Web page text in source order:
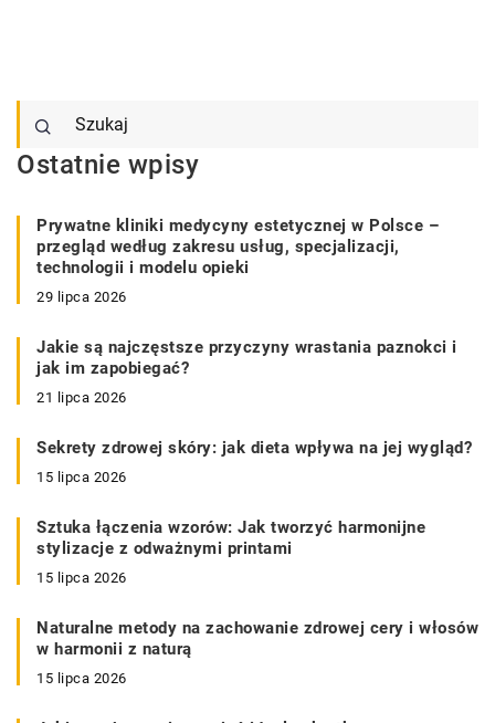
Ostatnie wpisy
Prywatne kliniki medycyny estetycznej w Polsce –
przegląd według zakresu usług, specjalizacji,
technologii i modelu opieki
29 lipca 2026
Jakie są najczęstsze przyczyny wrastania paznokci i
jak im zapobiegać?
21 lipca 2026
Sekrety zdrowej skóry: jak dieta wpływa na jej wygląd?
15 lipca 2026
Sztuka łączenia wzorów: Jak tworzyć harmonijne
stylizacje z odważnymi printami
15 lipca 2026
Naturalne metody na zachowanie zdrowej cery i włosów
w harmonii z naturą
15 lipca 2026